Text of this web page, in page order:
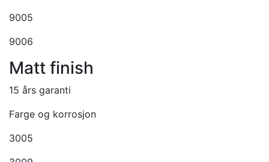
9005
9006
Matt finish
15 års garanti
Farge og korrosjon
3005